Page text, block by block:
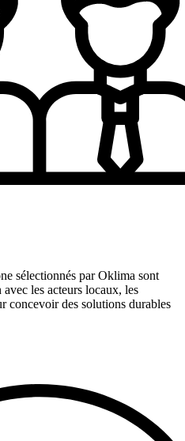
sélectionnés par Oklima sont
les acteurs locaux, les
concevoir des solutions durables